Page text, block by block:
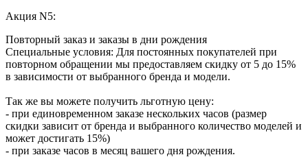
Акция N5:
Повторный заказ и заказы в дни рождения
Специальные условия: Для постоянных покупателей при
повторном обращении мы предоставляем скидку от 5 до 15%
в зависимости от выбранного бренда и модели.
Так же вы можете получить льготную цену:
- при единовременном заказе нескольких часов (размер
скидки зависит от бренда и выбранного количество моделей и
может достигать 15%)
- при заказе часов в месяц вашего дня рождения.